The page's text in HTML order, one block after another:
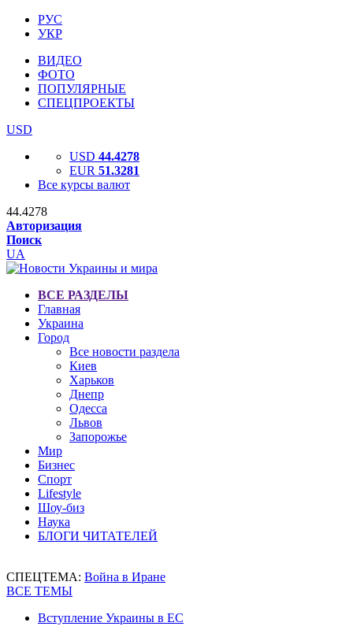
РУС
УКР
ВИДЕО
ФОТО
ПОПУЛЯРНЫЕ
СПЕЦПРОЕКТЫ
USD
USD 44.4278
EUR 51.3281
Все курсы валют
44.4278
Авторизация
Поиск
UA
ВСЕ РАЗДЕЛЫ
Главная
Украина
Город
Все новости раздела
Киев
Харьков
Днепр
Одесса
Львов
Запорожье
Мир
Бизнес
Спорт
Lifestyle
Шоу-биз
Наука
БЛОГИ ЧИТАТЕЛЕЙ
СПЕЦТЕМА: Война в Иране
ВСЕ ТЕМЫ
Вступление Украины в ЕС